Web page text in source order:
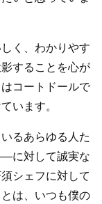
く、わかりやす
することを心が
コートドールで
います。
るあらゆる人た
に対して誠実な
シェフに対して
は、いつも僕の